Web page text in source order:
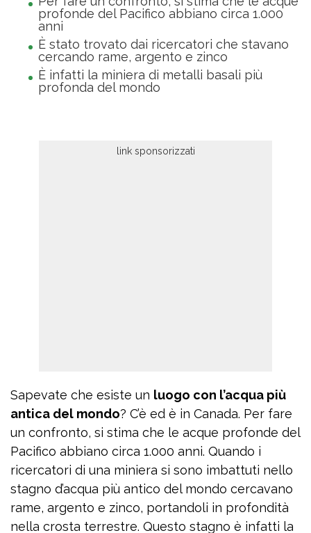
profonde del Pacifico abbiano circa 1.000
anni
È stato trovato dai ricercatori che stavano
cercando rame, argento e zinco
È infatti la miniera di metalli basali più
profonda del mondo
Sapevate che esiste un luogo con l’acqua più
antica del mondo? C’è ed è in Canada. Per fare
un confronto, si stima che le acque profonde del
Pacifico abbiano circa 1.000 anni. Quando i
ricercatori di una miniera si sono imbattuti nello
stagno d’acqua più antico del mondo cercavano
rame, argento e zinco, portandoli in profondità
nella crosta terrestre. Questo stagno è infatti la